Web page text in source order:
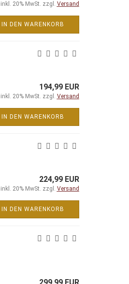
inkl. 20% MwSt. zzgl. Versand
IN DEN WARENKORB
194,99 EUR
inkl. 20% MwSt. zzgl. Versand
IN DEN WARENKORB
224,99 EUR
inkl. 20% MwSt. zzgl. Versand
IN DEN WARENKORB